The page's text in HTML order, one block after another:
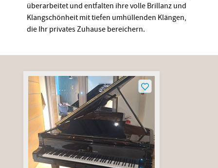
überarbeitet und entfalten ihre volle Brillanz und
Klangschönheit mit tiefen umhüllenden Klängen,
die Ihr privates Zuhause bereichern.